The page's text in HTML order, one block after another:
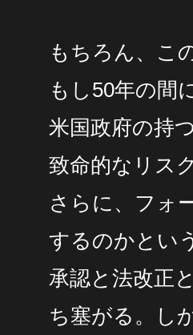
もちろん、こ
もし50年の間
米国政府の持
致命的なリス
さらに、フォ
するのかとい
承認と法改正
ち塞がる。し